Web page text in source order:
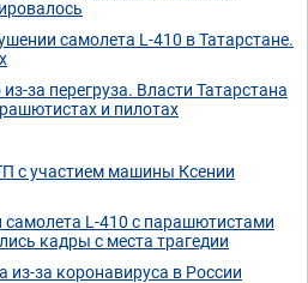
самолета L-410 в Татарстане.
за перегруза. Власти Татарстана
и пилотах
с участием машины Ксении
самолета L-410 с парашютистами
кадры с места трагедии
из-за коронавируса в России